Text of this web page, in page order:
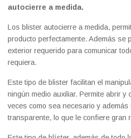
autocierre a medida.
Los blister autocierre a medida,
producto perfectamente. Además se
exterior requerido para comunicar
requiera.
Este tipo de blister facilitan el
ningún medio auxiliar. Permite abrir y
veces como sea necesario y
transparente, lo que le confiere gran